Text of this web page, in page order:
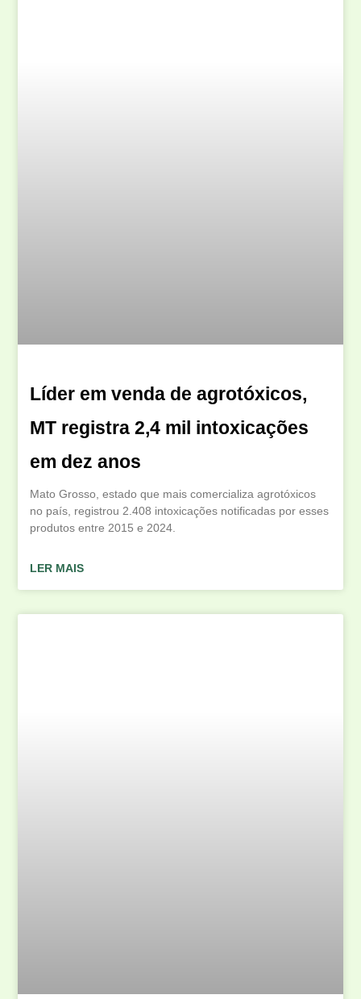
Líder em venda de agrotóxicos,
MT registra 2,4 mil intoxicações
em dez anos
Mato Grosso, estado que mais comercializa agrotóxicos
no país, registrou 2.408 intoxicações notificadas por esses
produtos entre 2015 e 2024.
LER MAIS